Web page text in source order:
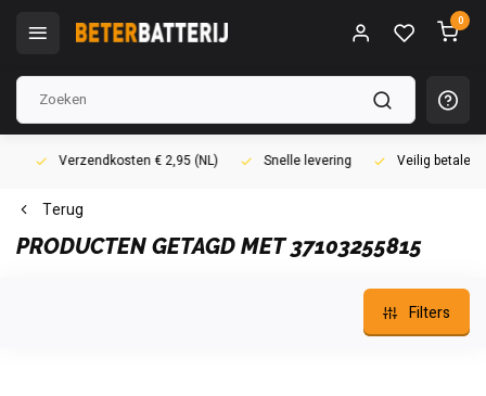
0
Verzendkosten € 2,95 (NL) Snelle levering Veilig betalen
Terug
PRODUCTEN GETAGD MET 37103255815
Filters